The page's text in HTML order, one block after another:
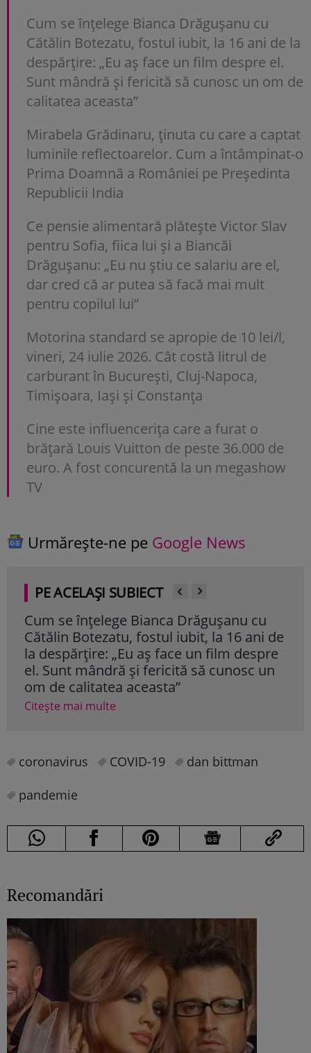
Cum se înțelege Bianca Drăgușanu cu
Cătălin Botezatu, fostul iubit, la 16 ani de la
despărțire: „Eu aș face un film despre el.
Sunt mândră și fericită să cunosc un om de
calitatea aceasta”
Mirabela Grădinaru, ținuta cu care a captat
luminile reflectoarelor. Cum a întâmpinat-o
Prima Doamnă a României pe Președinta
Republicii India
Ce pensie alimentară plătește Victor Slav
pentru Sofia, fiica lui și a Biancăi
Drăgușanu: „Eu nu știu ce salariu are el,
dar cred că ar putea să facă mai mult
pentru copilul lui”
Motorina standard se apropie de 10 lei/l,
vineri, 24 iulie 2026. Cât costă litrul de
carburant în București, Cluj-Napoca,
Timișoara, Iași și Constanța
Cine este influencerița care a furat o
brățară Louis Vuitton de peste 36.000 de
euro. A fost concurentă la un megashow
TV
Urmărește-ne pe Google News
PE ACELAȘI SUBIECT
Cum se înțelege Bianca Drăgușanu cu
Cătălin Botezatu, fostul iubit, la 16 ani de
la despărțire: „Eu aș face un film despre
el. Sunt mândră și fericită să cunosc un
om de calitatea aceasta”
Citește mai multe
coronavirus COVID-19
dan bittman
pandemie
Recomandări